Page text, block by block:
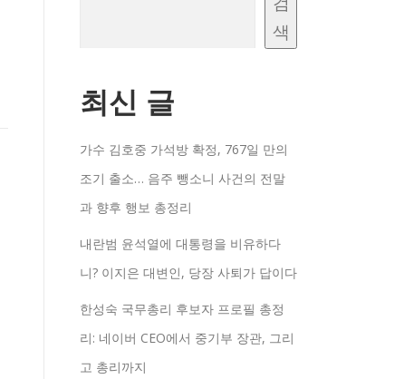
색
최신 글
가수 김호중 가석방 확정, 767일 만의
조기 출소… 음주 뺑소니 사건의 전말
과 향후 행보 총정리
내란범 윤석열에 대통령을 비유하다
니? 이지은 대변인, 당장 사퇴가 답이다
한성숙 국무총리 후보자 프로필 총정
리: 네이버 CEO에서 중기부 장관, 그리
고 총리까지